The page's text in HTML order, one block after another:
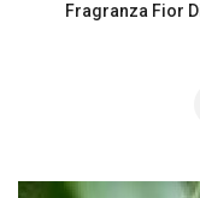
Fragranza Fior